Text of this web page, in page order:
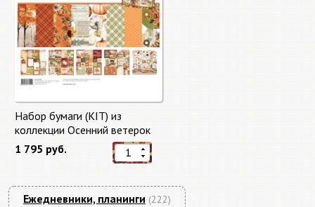
Набор бумаги (KIT) из
коллекции Осенний ветерок
"Autumn Breeze"
1 795 руб.
Ежедневники, планинги (222)